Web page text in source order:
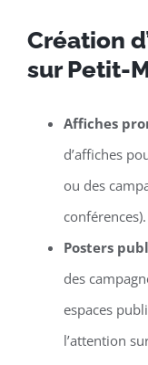
Création
sur Petit-
Affiches
d’affiches
ou des
conférences).
Posters
des
espaces
l’attention